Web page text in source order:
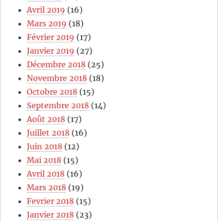
Avril 2019 (16)
Mars 2019 (18)
Février 2019 (17)
Janvier 2019 (27)
Décembre 2018 (25)
Novembre 2018 (18)
Octobre 2018 (15)
Septembre 2018 (14)
Août 2018 (17)
Juillet 2018 (16)
Juin 2018 (12)
Mai 2018 (15)
Avril 2018 (16)
Mars 2018 (19)
Fevrier 2018 (15)
Janvier 2018 (23)